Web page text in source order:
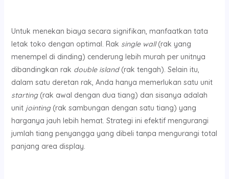
Untuk menekan biaya secara signifikan, manfaatkan tata
letak toko dengan optimal. Rak single wall(rak yang
menempel di dinding) cenderung lebih murah per unitnya
dibandingkan rak double island(rak tengah). Selain itu,
dalam satu deretan rak, Anda hanya memerlukan satu unit
starting(rak awal dengan dua tiang) dan sisanya adalah
unit jointing(rak sambungan dengan satu tiang) yang
harganya jauh lebih hemat. Strategi ini efektif mengurangi
jumlah tiang penyangga yang dibeli tanpa mengurangi total
panjang area display.